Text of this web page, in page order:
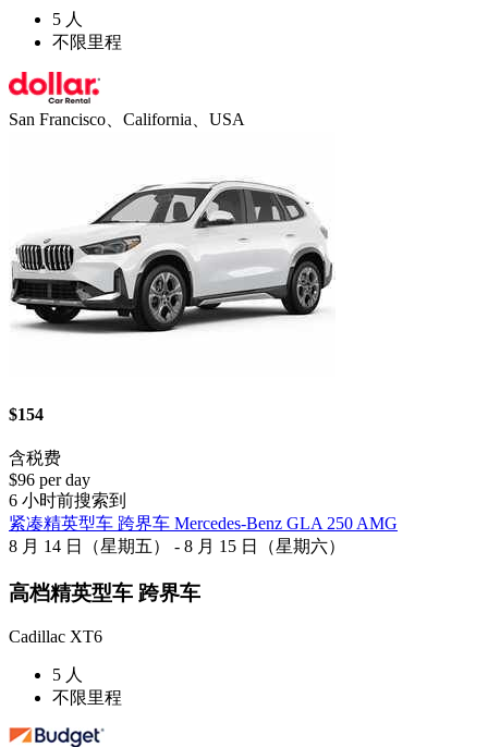
5 人
不限里程
San Francisco、California、USA
$154
含税费
$96 per day
6 小时前搜索到
紧凑精英型车 跨界车 Mercedes-Benz GLA 250 AMG
8 月 14 日（星期五） - 8 月 15 日（星期六）
高档精英型车 跨界车
Cadillac XT6
5 人
不限里程